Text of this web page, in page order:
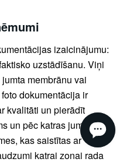
izaicinājumu:
uzstādīšanu. Viņi
membrānu vai
dokumentācija ir
kvalitāti un pierādīt
un pēc katras jumta
kas saistītas ar
katrai zonai rada